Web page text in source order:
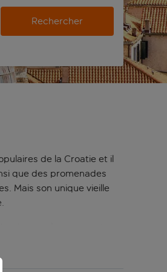
la touche de tabulation pour
pour l’aéroport de
Rechercher
de la Croatie et il
que des promenades
Mais son unique vieille
le nom de donjon
ne pas profiter d’une